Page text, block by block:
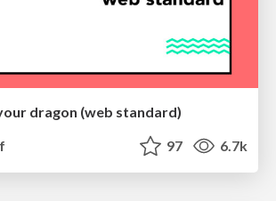
dragon (web standard)
97 6.7k